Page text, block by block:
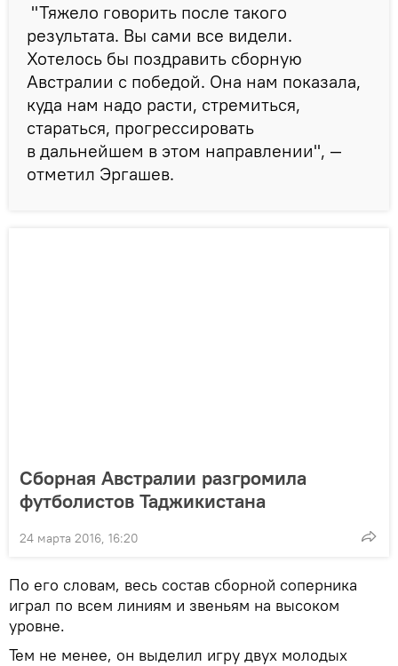
"Тяжело говорить после такого
результата. Вы сами все видели.
Хотелось бы поздравить сборную
Австралии с победой. Она нам показала,
куда нам надо расти, стремиться,
стараться, прогрессировать
в дальнейшем в этом направлении", —
отметил Эргашев.
Сборная Австралии разгромила
футболистов Таджикистана
24 марта 2016, 16:20
По его словам, весь состав сборной соперника
играл по всем линиям и звеньям на высоком
уровне.
Тем не менее, он выделил игру двух молодых